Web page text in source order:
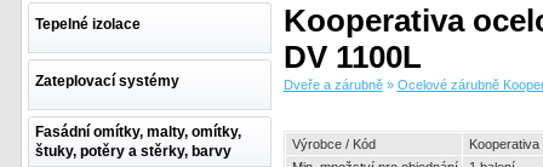
Tepelné izolace
Zateplovací systémy
Fasádní omítky, malty, omítky,
štuky, potěry a stěrky, barvy
Kooperativa
DV 1100L
Dveře a zárubně» Ocelové zárubně
Výrobce / Kód
Kooperativa